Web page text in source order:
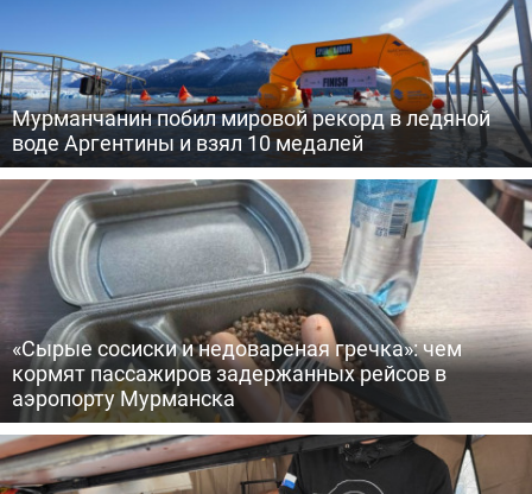
Мурманчанин побил мировой рекорд в ледяной
воде Аргентины и взял 10 медалей
«Сырые сосиски и недовареная гречка»: чем
кормят пассажиров задержанных рейсов в
аэропорту Мурманска